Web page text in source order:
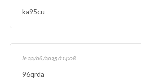
ka95cu
le 22/06/2025 à 14:08
96qrda